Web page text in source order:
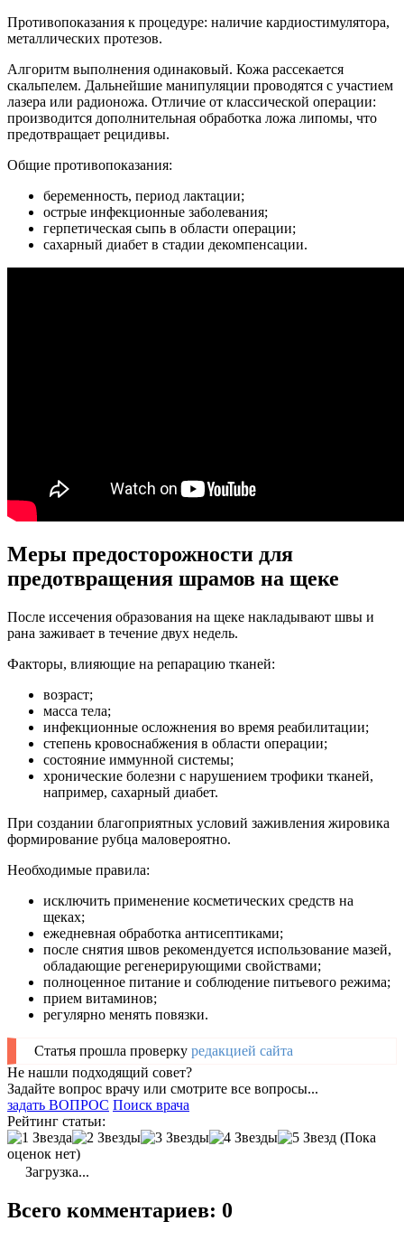
Противопоказания к процедуре: наличие кардиостимулятора,
металлических протезов.
Алгоритм выполнения одинаковый. Кожа рассекается
скальпелем. Дальнейшие манипуляции проводятся с участием
лазера или радионожа. Отличие от классической операции:
производится дополнительная обработка ложа липомы, что
предотвращает рецидивы.
Общие противопоказания:
беременность, период лактации;
острые инфекционные заболевания;
герпетическая сыпь в области операции;
сахарный диабет в стадии декомпенсации.
Меры предосторожности для
предотвращения шрамов на щеке
После иссечения образования на щеке накладывают швы и
рана заживает в течение двух недель.
Факторы, влияющие на репарацию тканей:
возраст;
масса тела;
инфекционные осложнения во время реабилитации;
степень кровоснабжения в области операции;
состояние иммунной системы;
хронические болезни с нарушением трофики тканей,
например, сахарный диабет.
При создании благоприятных условий заживления жировика
формирование рубца маловероятно.
Необходимые правила:
исключить применение косметических средств на
щеках;
ежедневная обработка антисептиками;
после снятия швов рекомендуется использование мазей,
обладающие регенерирующими свойствами;
полноценное питание и соблюдение питьевого режима;
прием витаминов;
регулярно менять повязки.
Статья прошла проверку редакцией сайта
Не нашли подходящий совет?
Задайте вопрос врачу или смотрите все вопросы...
задать ВОПРОС Поиск врача
Рейтинг статьи:
(Пока
оценок нет)
Загрузка...
Всего комментариев: 0